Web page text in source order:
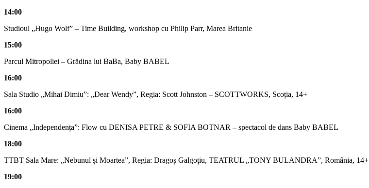
14:00
Studioul „Hugo Wolf” – Time Building, workshop cu Philip Parr, Marea Britanie
15:00
Parcul Mitropoliei – Grădina lui BaBa, Baby BABEL
16:00
Sala Studio „Mihai Dimiu”: „Dear Wendy”, Regia: Scott Johnston – SCOTTWORKS, Scoția, 14+
16:00
Cinema „Independența”: Flow cu DENISA PETRE & SOFIA BOTNAR – spectacol de dans Baby BABEL
18:00
TTBT Sala Mare: „Nebunul și Moartea”, Regia: Dragoș Galgoțiu, TEATRUL „TONY BULANDRA”, România, 14+
19:00